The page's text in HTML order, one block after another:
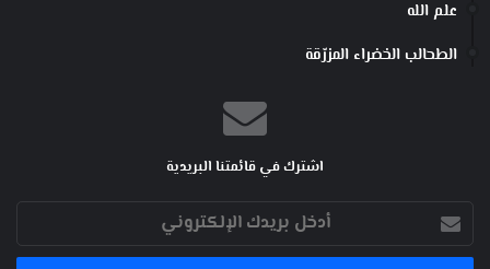
علم الله
الطحالب الخضراء المزرّقة
اشترك في قائمتنا البريدية
أدخل
بريدك
الإلكتروني